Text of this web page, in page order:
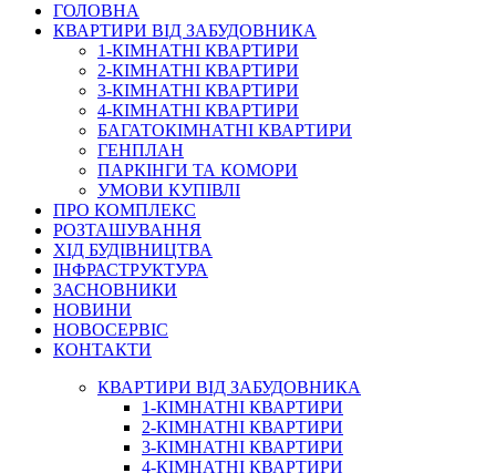
ГОЛОВНА
КВАРТИРИ ВІД ЗАБУДОВНИКА
1-КІМНАТНІ КВАРТИРИ
2-КІМНАТНІ КВАРТИРИ
3-КІМНАТНІ КВАРТИРИ
4-КІМНАТНІ КВАРТИРИ
БАГАТОКІМНАТНІ КВАРТИРИ
ГЕНПЛАН
ПАРКІНГИ ТА КОМОРИ
УМОВИ КУПІВЛІ
ПРО КОМПЛЕКС
РОЗТАШУВАННЯ
ХІД БУДІВНИЦТВА
ІНФРАСТРУКТУРА
ЗАСНОВНИКИ
НОВИНИ
НОВОСЕРВІС
КОНТАКТИ
КВАРТИРИ ВІД ЗАБУДОВНИКА
1-КІМНАТНІ КВАРТИРИ
2-КІМНАТНІ КВАРТИРИ
3-КІМНАТНІ КВАРТИРИ
4-КІМНАТНІ КВАРТИРИ